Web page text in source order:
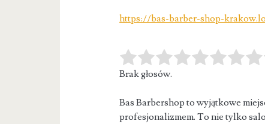
https://bas-barber-shop-
Brak głosów.
Bas Barbershop to wyjątkowe
profesjonalizmem. To nie tylko